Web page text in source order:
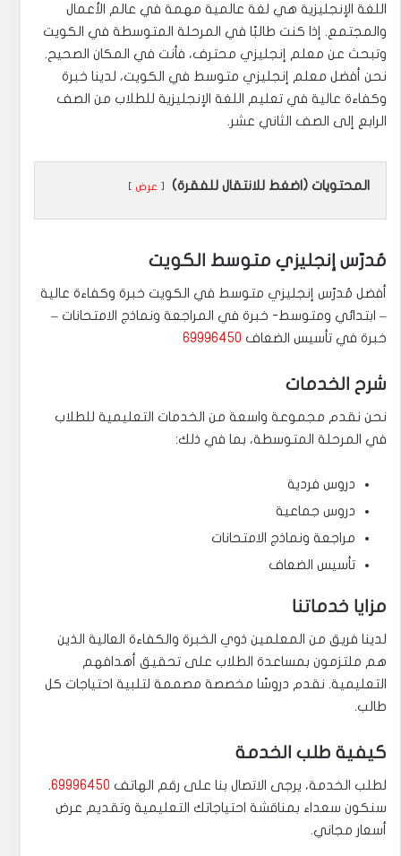
اللغة الإنجليزية هي لغة عالمية مهمة في عالم الأعمال
والمجتمع. إذا كنت طالبًا في المرحلة المتوسطة في الكويت
وتبحث عن معلم إنجليزي محترف، فأنت في المكان الصحيح.
نحن أفضل معلم إنجليزي متوسط في الكويت، لدينا خبرة
وكفاءة عالية في تعليم اللغة الإنجليزية للطلاب من الصف
الرابع إلى الصف الثاني عشر.
المحتويات (اضغط للانتقال للفقرة) عرض
مُدرّس إنجليزي متوسط الكويت
أفضل مُدرّس إنجليزي متوسط في الكويت خبرة وكفاءة عالية
– ابتدائي ومتوسط- خبرة في المراجعة ونماذج الامتحانات –
خبرة في تأسيس الضعاف 69996450
شرح الخدمات
نحن نقدم مجموعة واسعة من الخدمات التعليمية للطلاب
في المرحلة المتوسطة، بما في ذلك:
دروس فردية
دروس جماعية
مراجعة ونماذج الامتحانات
تأسيس الضعاف
مزايا خدماتنا
لدينا فريق من المعلمين ذوي الخبرة والكفاءة العالية الذين
هم ملتزمون بمساعدة الطلاب على تحقيق أهدافهم
التعليمية. نقدم دروسًا مخصصة مصممة لتلبية احتياجات كل
طالب.
كيفية طلب الخدمة
لطلب الخدمة، يرجى الاتصال بنا على رقم الهاتف 69996450
.
سنكون سعداء بمناقشة احتياجاتك التعليمية وتقديم عرض
أسعار مجاني.